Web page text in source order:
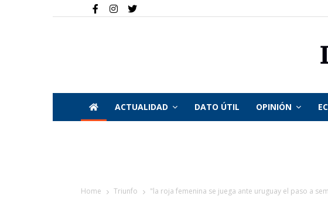
ACTUALIDAD DATO ÚTIL OPINIÓN
Home Triunfo "la roja femenina se juega ante uruguay el paso a